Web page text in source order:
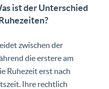
ist der Unterschied
zwischen der
die erstere am
Ruhezeit erst nach
Ihre rechtlich